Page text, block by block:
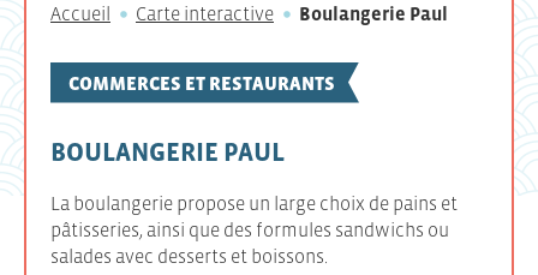
Accueil Carte interactive Boulangerie Paul
COMMERCES ET RESTAURANTS
BOULANGERIE PAUL
La boulangerie propose un large choix de pains et
pâtisseries, ainsi que des formules sandwichs ou
salades avec desserts et boissons.